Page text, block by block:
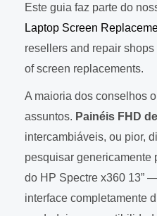
Este guia faz parte do
Laptop Screen
resellers and repair
of screen replacements.
A maioria dos conselhos
assuntos. Painéis FHD
intercambiáveis, ou pior,
pesquisar genericamente
do HP Spectre x360 13”
interface completamente